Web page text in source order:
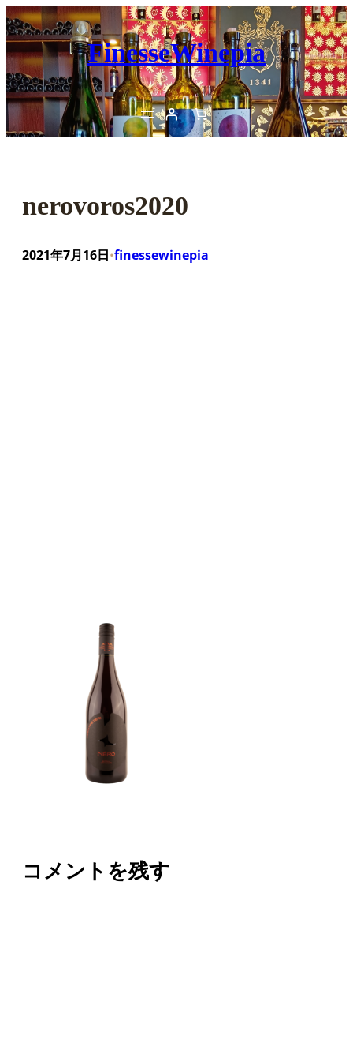
内
容
を
ス
キ
ッ
プ
FinesseWinepia
nerovoros2020
2021年7月16日•finessewinepia
コメントを残す